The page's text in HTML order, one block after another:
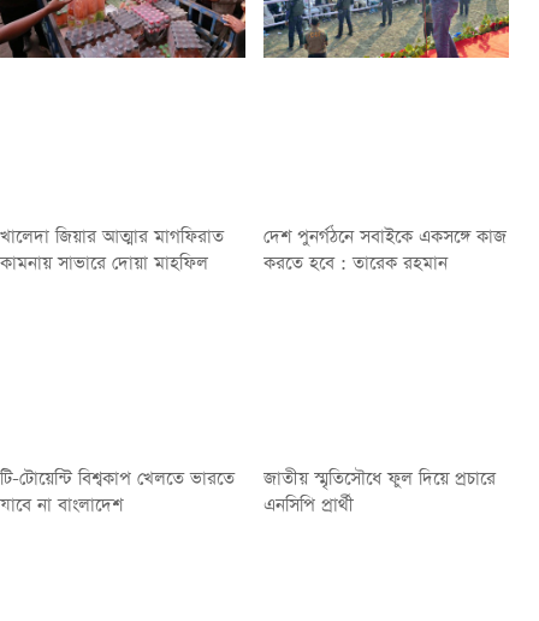
খালেদা জিয়ার আত্মার মাগফিরাত
কামনায় সাভারে দোয়া মাহফিল
দেশ পুনর্গঠনে সবাইকে একসঙ্গে কাজ
করতে হবে : তারেক রহমান
টি-টোয়েন্টি বিশ্বকাপ খেলতে ভারতে
যাবে না বাংলাদেশ
জাতীয় স্মৃতিসৌধে ফুল দিয়ে প্রচারে
এনসিপি প্রার্থী